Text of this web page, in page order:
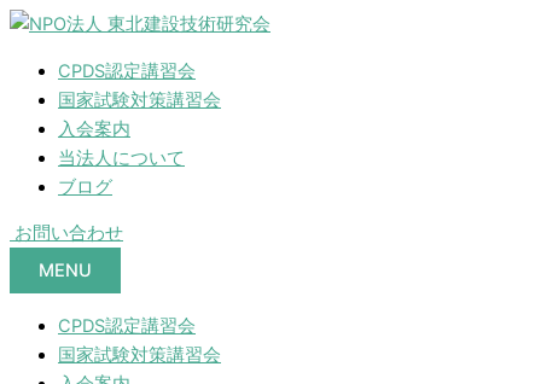
CPDS認定講習会
国家試験対策講習会
入会案内
当法人について
ブログ
お問い合わせ
MENU
CPDS認定講習会
国家試験対策講習会